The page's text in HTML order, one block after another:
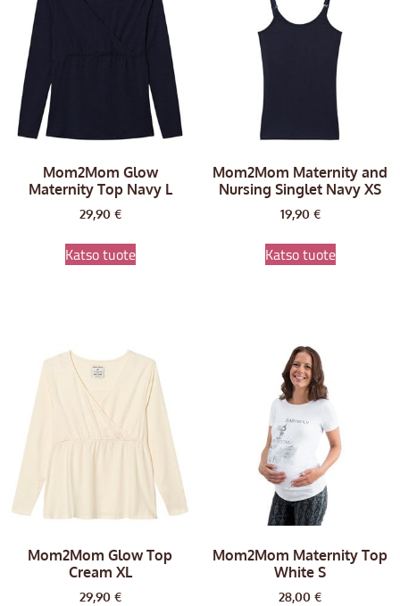
Mom2Mom Glow
Maternity Top Navy L
29,90 €
Katso tuote
Mom2Mom Maternity and
Nursing Singlet Navy XS
19,90 €
Katso tuote
Mom2Mom Glow Top
Cream XL
29,90 €
Mom2Mom Maternity Top
White S
28,00 €